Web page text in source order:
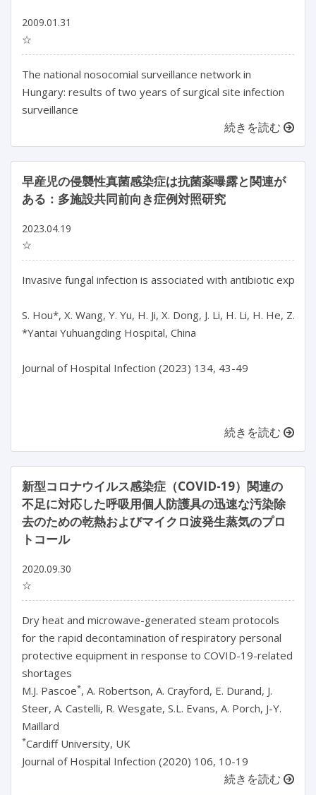
2009.01.31
☆
The national nosocomial surveillance network in
Hungary: results of two years of surgical site infection
surveillance
続きを読む
早産児の侵襲性真菌感染症は抗菌薬曝露と関連が
ある：多施設共同前向き症例対照研究
2023.04.19
☆
Invasive fungal infection is associated with antibiotic
S. Hou*, X. Wang, Y. Yu, H. Ji, X. Dong, J. Li, H. Li, H. He, Z. Li,
*Yantai Yuhuangding Hospital, China
Journal of Hospital Infection (2023) 134, 43-49
続きを読む
新型コロナウイルス感染症（COVID-19）関連の
不足に対応した呼吸用個人防護具の迅速な汚染除
去のための乾熱およびマイクロ波発生蒸気のプロ
トコール
2020.09.30
☆
Dry heat and microwave-generated steam protocols
for the rapid decontamination of respiratory personal
protective equipment in response to COVID-19-related
shortages
M.J. Pascoe*, A. Robertson, A. Crayford, E. Durand, J.
Steer, A. Castelli, R. Wesgate, S.L. Evans, A. Porch, J-Y.
Maillard
*Cardiff University, UK
Journal of Hospital Infection (2020) 106, 10-19
続きを読む